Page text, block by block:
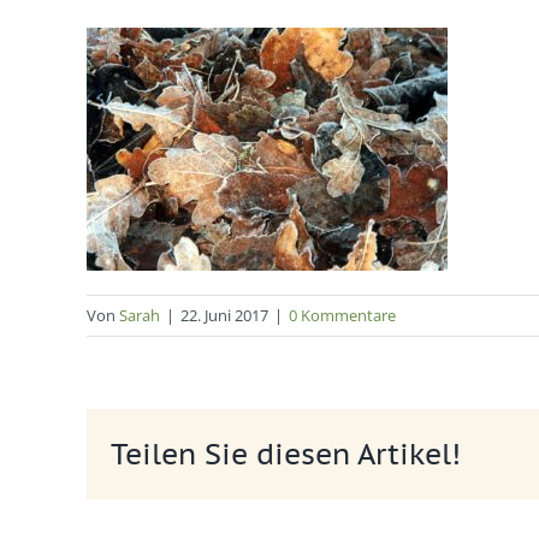
Von Sarah | 22. Juni 2017 | 0 Kommentare
Teilen Sie diesen Artikel!